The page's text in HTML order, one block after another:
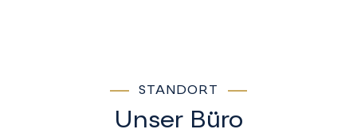
STANDORT
Unser Büro